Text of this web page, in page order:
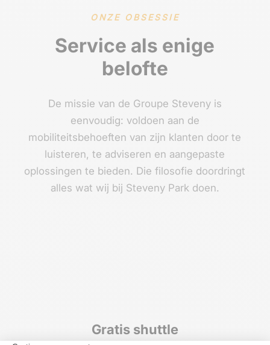
ONZE OBSESSIE
Service als enige
belofte
De missie van de Groupe Steveny is
eenvoudig: voldoen aan de
mobiliteitsbehoeften van zijn klanten door te
luisteren, te adviseren en aangepaste
oplossingen te bieden. Die filosofie doordringt
alles wat wij bij Steveny Park doen.
Gratis shuttle